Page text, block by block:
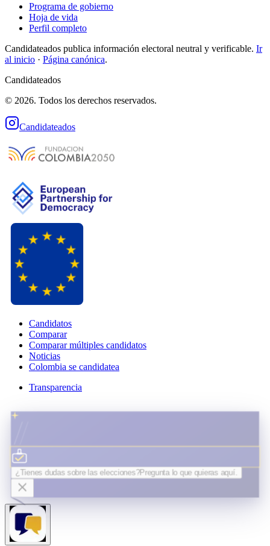
Programa de gobierno
Hoja de vida
Perfil completo
Candidateados publica información electoral neutral y verificable. Ir
al inicio · Página canónica.
Candidateados
© 2026. Todos los derechos reservados.
Candidateados
Candidatos
Comparar
Comparar múltiples candidatos
Noticias
Colombia se candidatea
Transparencia
¿Tienes dudas sobre las elecciones?Pregunta lo que quierasaquí.